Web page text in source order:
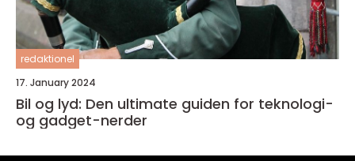
redaktionel
17. January 2024
Bil og lyd: Den ultimate guiden for teknologi-
og gadget-nerder